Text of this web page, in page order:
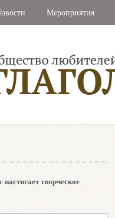
Мероприятия
настигает творческое